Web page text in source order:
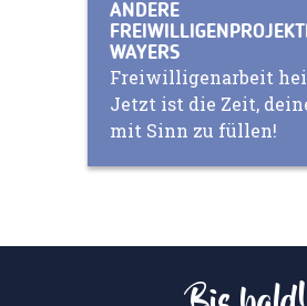
ANDERE
WAYERS
Freiwilligenarbeit
Jetzt ist die Zeit,
mit Sinn zu füllen!